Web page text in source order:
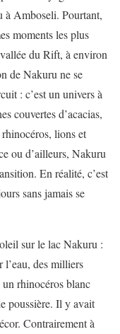
à Amboseli. Pourtant,
moments les plus
du Rift, à environ
de Nakuru ne se
: c’est un univers à
couvertes d’acacias,
lions et
ou d’ailleurs, Nakuru
En réalité, c’est
sans jamais se
sur le lac Nakuru :
l’eau, des milliers
rhinocéros blanc
poussière. Il y avait
Contrairement à